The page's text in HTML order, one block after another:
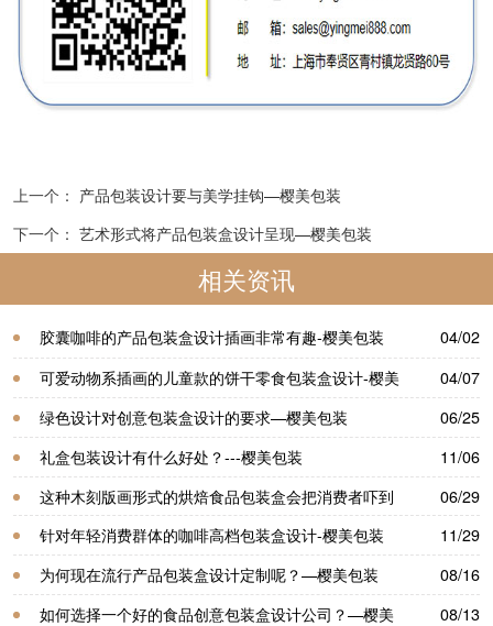
上一个： 产品包装设计要与美学挂钩—樱美包装
下一个： 艺术形式将产品包装盒设计呈现—樱美包装
相关资讯
胶囊咖啡的产品包装盒设计插画非常有趣-樱美包装
04/02
可爱动物系插画的儿童款的饼干零食包装盒设计-樱美
包装
04/07
绿色设计对创意包装盒设计的要求—樱美包装
06/25
礼盒包装设计有什么好处？---樱美包装
11/06
这种木刻版画形式的烘焙食品包装盒会把消费者吓到
吧-樱美包装
06/29
针对年轻消费群体的咖啡高档包装盒设计-樱美包装
11/29
为何现在流行产品包装盒设计定制​呢？—樱美包装
08/16
如何选择一个好的食品创意包装盒设计公司？—樱美
08/13